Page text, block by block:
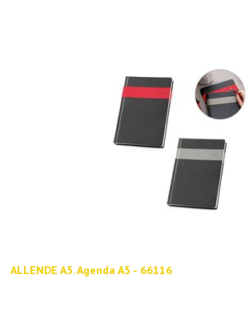
ALLENDE A5. Agenda A5 - 66116